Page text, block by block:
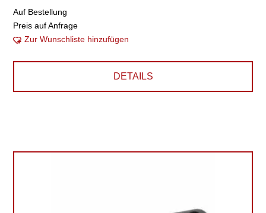
Auf Bestellung
Preis auf Anfrage
Zur Wunschliste hinzufügen
DETAILS